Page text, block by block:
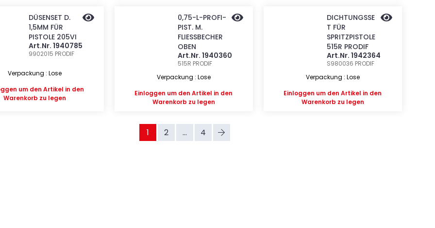
DÜSENSET D.
1,5MM FÜR
PISTOLE 205VI
Art.Nr. 1940785
9902015 PRODIF
Verpackung : Lose
um den Artikel in den
Warenkorb zu legen
0,75-L-PROFI-
PIST. M.
FLIESSBECHER
OBEN
Art.Nr. 1940360
515R PRODIF
Verpackung : Lose
Einloggen um den Artikel in den
Warenkorb zu legen
DICHTUNGSSE
T FÜR
SPRITZPISTOLE
515R PRODIF
Art.Nr. 1942364
S980036 PRODIF
Verpackung : Lose
Einloggen um den Artikel in den
Warenkorb zu legen
1 2 ... 4